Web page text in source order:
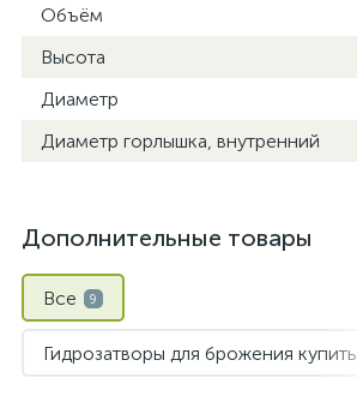
Объём
Высота
Диаметр
Диаметр горлышка, внутренний
Дополнительные товары
Все 9
Гидрозатворы для брожения купить